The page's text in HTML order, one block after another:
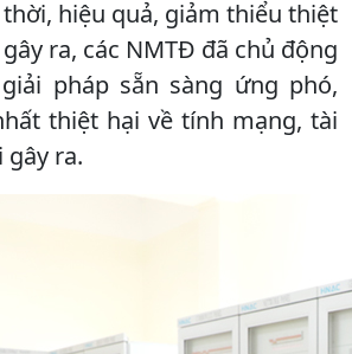
hiệu quả, giảm thiểu thiệt
ra, các NMTĐ đã chủ động
pháp sẵn sàng ứng phó,
thiệt hại về tính mạng, tài
gây ra.